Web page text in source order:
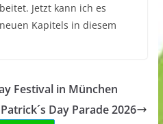
Jetzt kann ich es
Kapitels in diesem
Festival in München
Day Parade 2026